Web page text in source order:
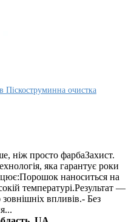
Піскоструминна очистка
ніж просто фарбаЗахист.
яка гарантує роки
наноситься на
температурі.Результат —
впливів.- Без